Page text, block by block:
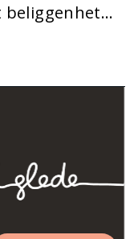
beliggenhet…